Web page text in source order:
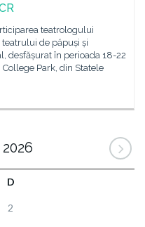
teatrologului
de păpuși și
desfășurat în perioada 18-22
Park, din Statele
D
2